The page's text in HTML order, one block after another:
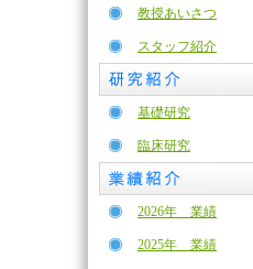
教授あいさつ
スタッフ紹介
基礎研究
臨床研究
2026年 業績
2025年 業績